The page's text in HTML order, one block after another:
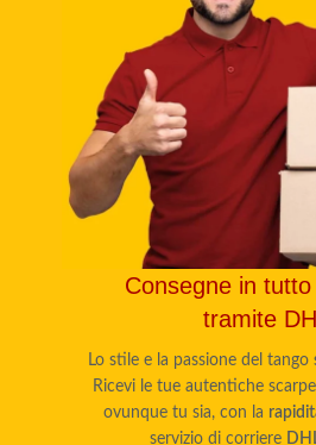
Consegne in
tramite
Lo stile e la passione del tango
Ricevi le tue autentiche scarpe
ovunque tu sia, con la
servizio di corriere